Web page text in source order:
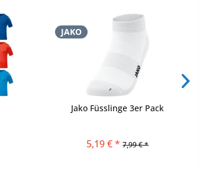
JAKO
Jako Füsslinge 3er Pack
5,19 € * 7,99 € *